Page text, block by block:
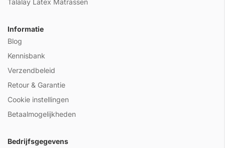
Informatie
Blog
Kennisbank
Verzendbeleid
Retour & Garantie
Cookie instellingen
Betaalmogelijkheden
Bedrijfsgegevens